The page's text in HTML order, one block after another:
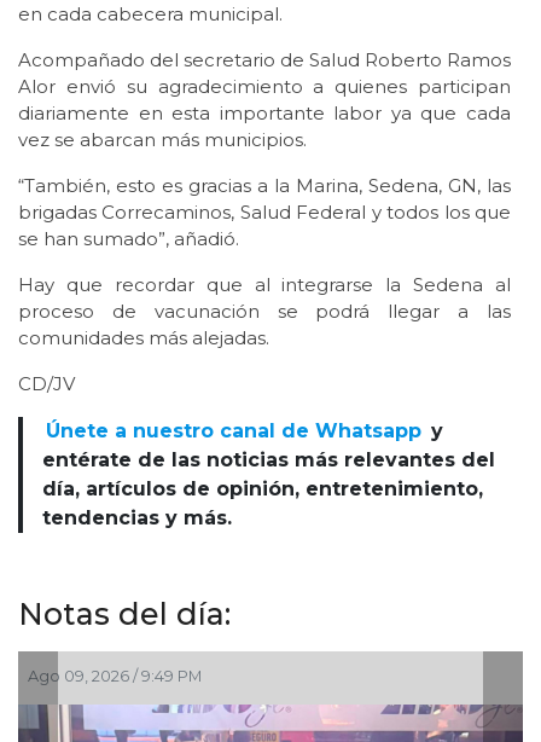
en cada cabecera municipal.
Acompañado del secretario de Salud Roberto Ramos
Alor envió su agradecimiento a quienes participan
diariamente en esta importante labor ya que cada
vez se abarcan más municipios.
“También, esto es gracias a la Marina, Sedena, GN, las
brigadas Correcaminos, Salud Federal y todos los que
se han sumado”, añadió.
Hay que recordar que al integrarse la Sedena al
proceso de vacunación se podrá llegar a las
comunidades más alejadas.
CD/JV
Únete a nuestro canal de Whatsapp y
entérate de las noticias más relevantes del
día, artículos de opinión, entretenimiento,
tendencias y más.
Notas del día: